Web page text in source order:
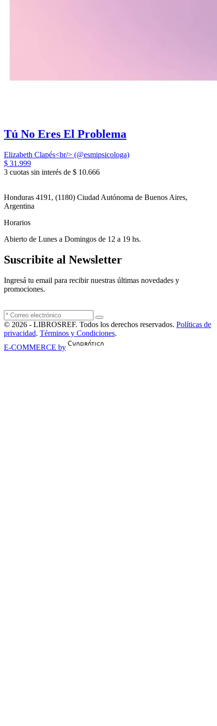
Tú No Eres El Problema
Elizabeth Clapés<br/> (@esmipsicologa)
$ 31.999
3 cuotas sin interés de $ 10.666
Honduras 4191, (1180) Ciudad Autónoma de Buenos Aires,
Argentina
Horarios
Abierto de Lunes a Domingos de 12 a 19 hs.
Suscribite al Newsletter
Ingresá tu email para recibir nuestras últimas novedades y
promociones.
© 2026 - LIBROSREF. Todos los derechos reservados. Políticas de
privacidad. Términos y Condiciones.
E-COMMERCE by